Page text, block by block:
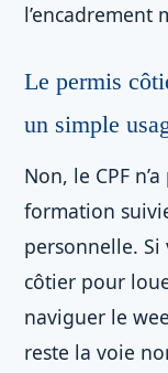
l’encadrement
Le permis
un simple
Non, le CPF
formation
personnelle. Si
côtier pour
naviguer le
reste la voie